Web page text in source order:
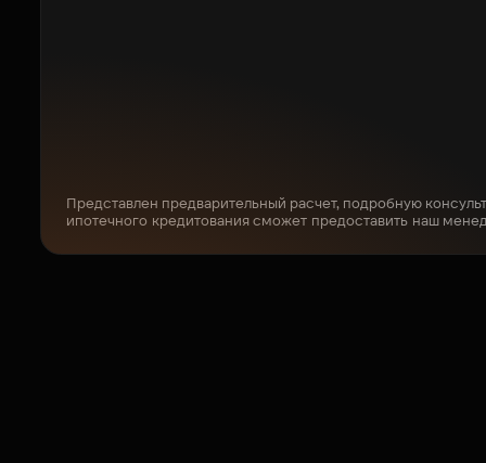
Представлен предварительный расчет, подробную
ипотечного кредитования сможет предоставить наш